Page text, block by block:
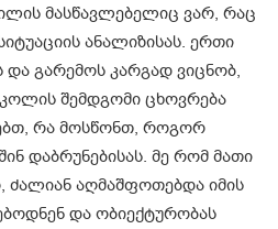
მასწავლებელიც ვარ, რაც
ანალიზისას. ერთი
და გარემოს კარგად ვიცნობ,
შემდგომი ცხოვრება
რა მოსწონთ, როგორ
დაბრუნებისას. მე რომ მათი
ძალიან აღმაშფოთებდა იმის
და ობიექტურობას